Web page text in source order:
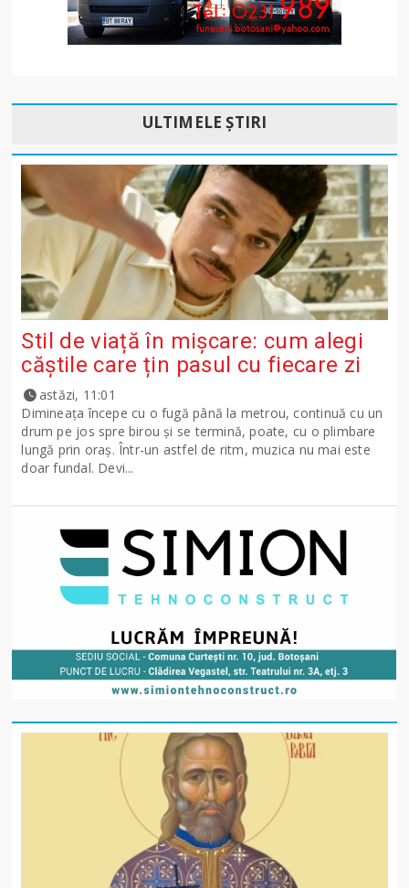
ULTIMELE ȘTIRI
Stil de viață în mișcare: cum alegi
căștile care țin pasul cu fiecare zi
astăzi, 11:01
Dimineața începe cu o fugă până la metrou, continuă cu un
drum pe jos spre birou și se termină, poate, cu o plimbare
lungă prin oraș. Într-un astfel de ritm, muzica nu mai este
doar fundal. Devi...